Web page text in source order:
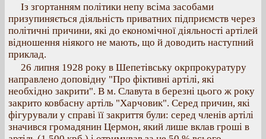
Із згортанням політики непу всіма засобами
призупиняється діяльність приватних підприємств через
політичні причини, які до економічної діяльності артілей
відношення ніякого не мають, що й доводить наступний
приклад.
26 липня 1928 року в Шепетівську окрпрокуратуру
направлено доповідну "Про фіктивні артілі, які
необхідно закрити". В м. Славута в березні цього ж року
закрито ковбасну артіль "Харчовик". Серед причин, які
фігурували у справі її закриття були: серед членів артілі
значився громадянин Цермон, який лише вклав гроші в